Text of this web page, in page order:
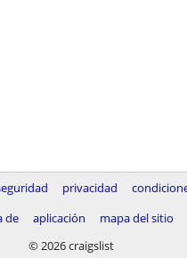
privacidad
de
aplicación
mapa del sitio
© 2026 craigslist